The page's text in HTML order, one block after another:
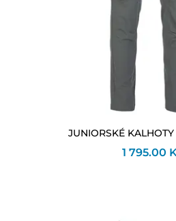
JUNIORSKÉ
1 795.00